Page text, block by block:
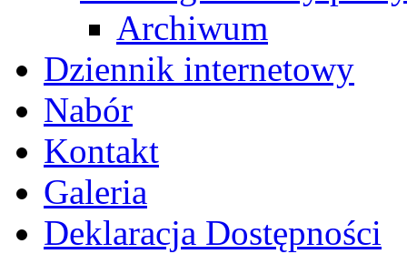
Archiwum
Dziennik internetowy
Nabór
Kontakt
Galeria
Deklaracja Dostępności